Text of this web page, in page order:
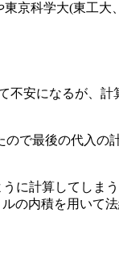
京科学大(東工大
不安になるが、計
で最後の代入の
に計算してしま
の内積を用いて